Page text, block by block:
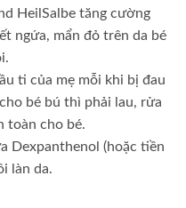
HeilSalbe tăng cường
ngứa, mẩn đỏ trên da bé
ti của mẹ mỗi khi bị đau
bé bú thì phải lau, rửa
toàn cho bé.
Dexpanthenol (hoặc tiền
làn da.